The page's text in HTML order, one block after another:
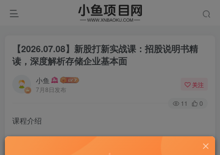
【2026.07.08】新股打新实战课：招股说明书精
读，深度解析存储企业基本面
小鱼
7月8日发布
关注
11 0
课程介绍